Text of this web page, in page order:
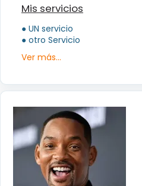
Mis servicios
● UN servicio
● otro Servicio
Ver más...